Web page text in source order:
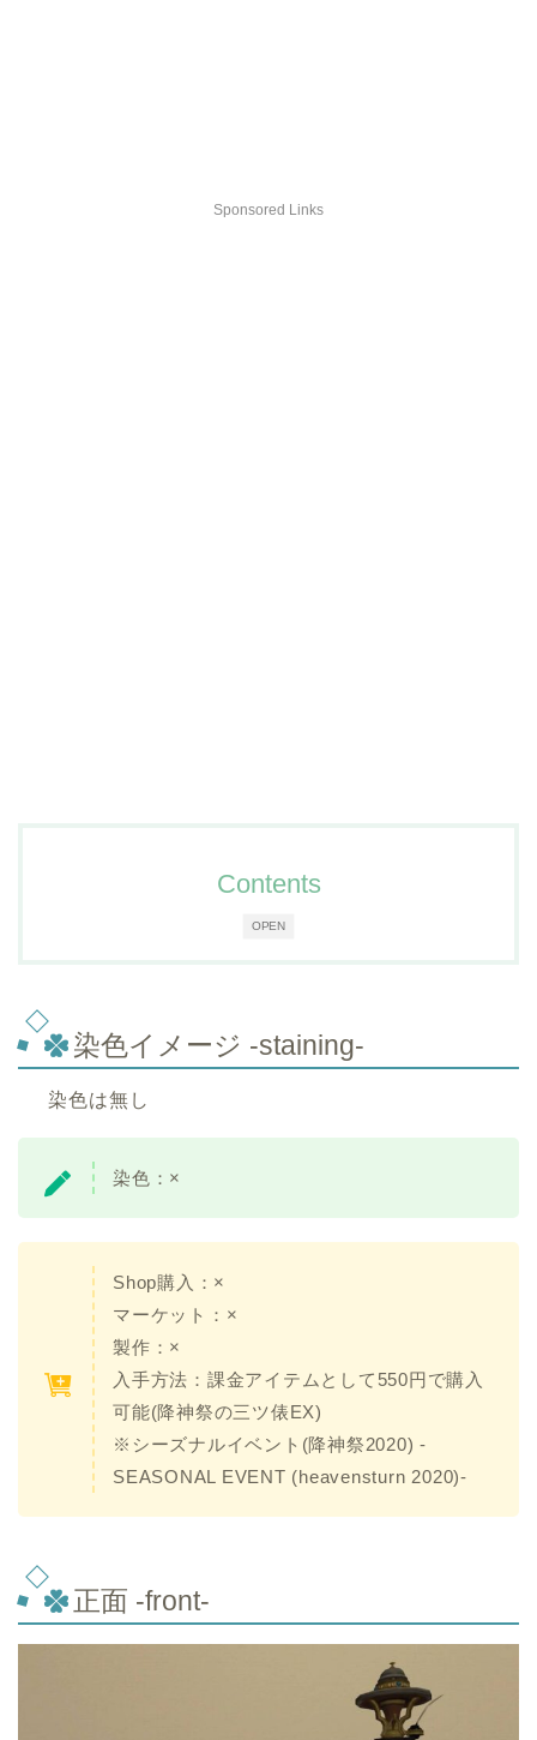
Sponsored Links
OPEN
Contents
染色イメージ -staining-
染色は無し
染色：×
Shop購入：×
マーケット：×
製作： ×
入手方法：課金アイテムとして550円で購入
可能(降神祭の三ツ俵EX)
※シーズナルイベント(降神祭2020) -
SEASONAL EVENT (heavensturn 2020)-
正面 -front-